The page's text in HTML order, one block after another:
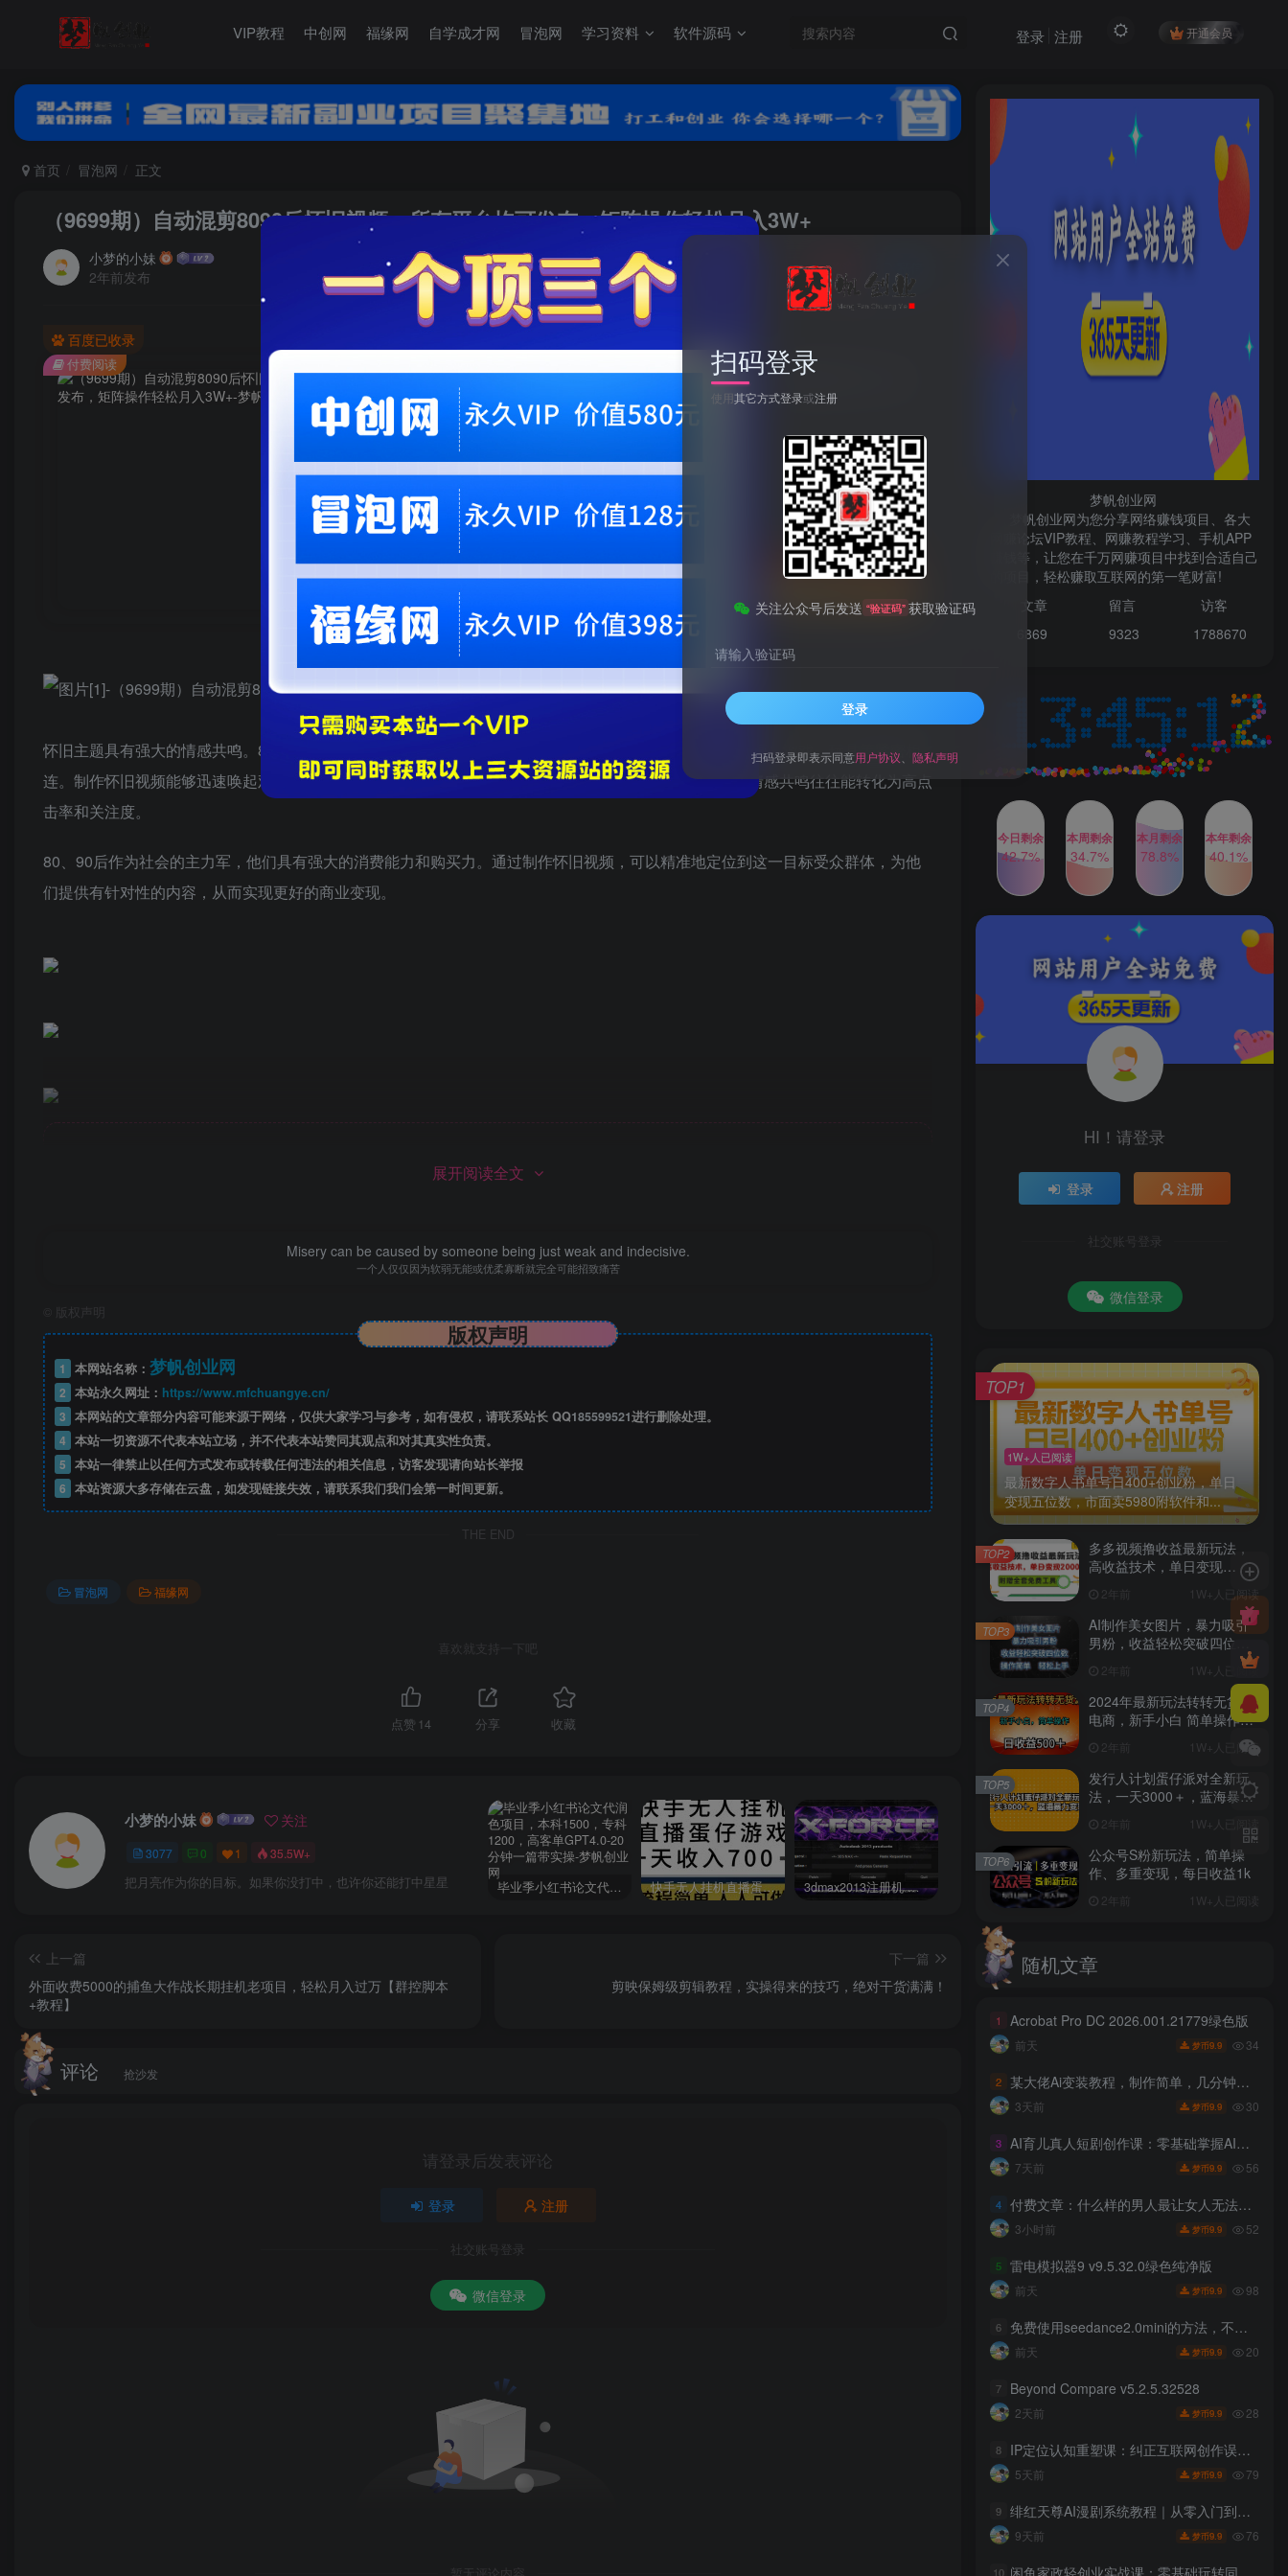
VIP教程 中创网 福缘网 自学成才网 冒泡网 学习资料 软件源码 开通会员
登录 注册
首页 冒泡网 正文
（9699期）自动混剪8090后怀旧视频，所有平台均可发布，矩阵操作轻松月入3W+
小梦的小妹
2年前发布
关注
0 166 14
百度已收录
（9699期）自动混剪8090后怀旧视频，所有平台均可发布，矩阵操作轻松月入3W+
此内容为付费阅读，请付费后查看
会员专属资源
黄金会员 免费 钻石会员免费
您暂无购买权限，请先开通会员
付费阅读
怀旧主题具有强大的情感共鸣。80、90后的童年时光承载了这一代人的美好回忆，这些回忆往往与经典动画、游戏、玩具等紧密相
连。制作怀旧视频能够迅速唤起观众的情感共鸣，让他们在观看视频的过程中重温过去的快乐时光，这种情感共鸣往往能转化为高点
击率和关注度。
80、90后作为社会的主力军，他们具有强大的消费能力和购买力。通过制作怀旧视频，可以精准地定位到这一目标受众群体，为他
们提供有针对性的内容，从而实现更好的商业变现。
展开阅读全文
Misery can be caused by someone being just weak and indecisive.
一个人仅仅因为软弱无能或优柔寡断就完全可能招致痛苦
版权声明
版权声明
1 本网站名称： 梦帆创业网
2 本站永久网址： https://www.mfchuangye.cn/
3 本网站的文章部分内容可能来源于网络，仅供大家学习与参考，如有侵权，请联系站长 QQ185599521进行删除处理。
4 本站一切资源不代表本站立场，并不代表本站赞同其观点和对其真实性负责。
5 本站一律禁止以任何方式发布或转载任何违法的相关信息，访客发现请向站长举报
6 本站资源大多存储在云盘，如发现链接失效，请联系我们我们会第一时间更新。
THE END
冒泡网 福缘网
喜欢就支持一下吧
点赞 14 分享 收藏
小梦的小妹 关注
3077 0 1 35.5W+
把月亮作为你的目标。如果你没打中，也许你还能打中星星 毕业季小红书论文代润色项目，本科1500，专科1200，高客单GPT4.0-20分钟一篇带实操 快手无人挂机直播蛋仔游戏，一天收入700+流程简单人人可做（送10G素材） 3dmax2013注册机 附序列号和密钥含序列号和密钥，配合注册机，可以生成激活码，完美激活软件。 成人用品，蓝海赛道，重点渠道引流教程，行业深度分析，无需囤货，轻松月入5W+
上一篇
外面收费5000的捕鱼大作战长期挂机老项目，轻松月入过万【群控脚本
+教程】
下一篇
剪映保姆级剪辑教程，实操得来的技巧，绝对干货满满！
评论 抢沙发
请登录后发表评论
登录 注册
社交账号登录
微信登录
HI！请登录
登录
多多视频撸收益最新玩法，
高收益技术，单日变现
2000+，附赠全套技术资料
2年前 1W+人已阅读
男粉，收益轻松突破四位
数，操作简单 上手难度低
2年前 1W+人已阅读
TOP3
2024年最新玩法转转无货源
电商，新手小白 简单操作，
2年前 1W+人已阅读
TOP4
发行人计划蛋仔派对全新玩
法，一天3000＋，蓝海暴力
变现2年前
公众号S粉新玩法，简单操
作、多重变现，每日收益1k
2年前
梦帆创业网
梦帆创业网为您分享网络赚钱项目、各大
网赚论坛VIP教程、网赚教程学习、手机APP
赚钱等，让您在千万网赚项目中找到合适自己
的项目，轻松赚取互联网的第一笔财富!
文章 留言 访客
6869 9323 1788670
今日剩余
42.7%
本周剩余
34.7%
本月剩余
78.8%
本年剩余
40.1%
HI！请登录
登录 注册
社交账号登录
微信登录
1W+人已阅读
最新数字人书单号日400+创业粉，单日
变现五位数，市面卖5980附软件和...
TOP1
多多视频撸收益最新玩法，
高收益技术，单日变现
2000+，附赠全套技术资料
2年前 1W+人已阅读
TOP2
AI制作美女图片，暴力吸引
男粉，收益轻松突破四位
2年前 1W+人已阅读
TOP3
2024年最新玩法转转无货源
电商，新手小白 简单操作，
2年前 1W+人已阅读
TOP4
发行人计划蛋仔派对全新玩
法，一天3000＋，蓝海暴力
2年前 1W+人已阅读
TOP5
公众号S粉新玩法，简单操
作、多重变现，每日收益1k
2年前 1W+人已阅读
TOP6
随机文章
1 Acrobat Pro DC 2026.001.21779绿色版
前天 梦币9.9 34
2 某大佬Ai变装教程，制作简单，几分钟一个作品，多平台发布撸收益
3天前 梦币9.9 30
3 AI育儿真人短剧创作课：零基础掌握AI编导思维，批量制作育儿赛道爆款短视频
7天前 梦币9.9 56
4 付费文章：什么样的男人最让女人无法抵抗？
3小时前 梦币9.9 52
5 雷电模拟器9 v9.5.32.0绿色纯净版
前天 梦币9.9 98
6 免费使用seedance2.0mini的方法，不能真人，可以无限10秒视频，9图+3音频参考
前天 梦币9.9 20
7 Beyond Compare v5.2.5.32528
2天前 梦币9.9 28
8 IP定位认知重塑课：纠正互联网创作误区，深挖IP本质找寻专属个人打造心法
5天前 梦币9.9 79
9 绯红天尊AI漫剧系统教程｜从零入门到精通，工具运用+剧本创作+爆款逻辑+提示词素材+镜头剪辑，全套爆款漫剧落地实战课
9天前 梦币9.9 76
10
扫码登录
使用其它方式登录或注册
关注公众号后发送 “验证码” 获取验证码
请输入验证码
登录
扫码登录即表示同意用户协议 隐私声明